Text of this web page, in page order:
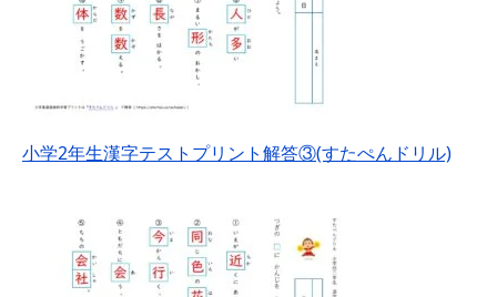
小学2年生漢字テストプリント解答③(すたぺんドリル)